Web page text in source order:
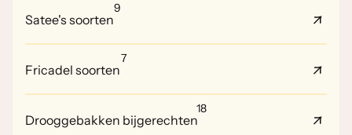
Satee's soorten
9
Fricadel soorten
7
Drooggebakken bijgerechten
18